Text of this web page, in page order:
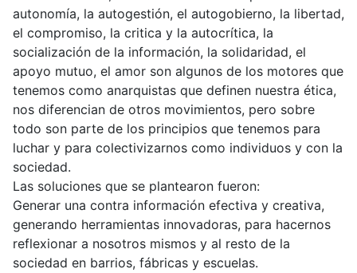
autonomía, la autogestión, el autogobierno, la libertad,
el compromiso, la critica y la autocrítica, la
socialización de la información, la solidaridad, el
apoyo mutuo, el amor son algunos de los motores que
tenemos como anarquistas que definen nuestra ética,
nos diferencian de otros movimientos, pero sobre
todo son parte de los principios que tenemos para
luchar y para colectivizarnos como individuos y con la
sociedad.
Las soluciones que se plantearon fueron:
Generar una contra información efectiva y creativa,
generando herramientas innovadoras, para hacernos
reflexionar a nosotros mismos y al resto de la
sociedad en barrios, fábricas y escuelas.